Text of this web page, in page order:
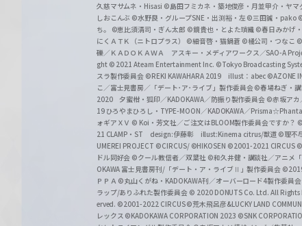
久慈マサムネ・Hisasi ©島田フミカネ・築地俊彦・月並甲介・ヤマ
しおこんぶ ©水野良・グループSNE・出渕裕・左 ©三田誠・pako
ち。
©恵比須清司・ぎん太郎 ©鏡貴也・とよた瑣織 ©春日みかげ
にくＡＴＫ（ニトロプラス） ©細音啓・猫鍋蒼 ©橘公司・つなこ
礫／ＫＡＤＯＫＡＷＡ アスキー・メディアワークス／SAO-A
ght © 2021 Ateam Entertainment Inc. ©Tokyo Broadcasting
スラ製作委員会 ©REKI KAWAHARA 2019 illust：abec ©AZONE
こ／富士見書房／「デート･ア･ライブ」製作委員会©春場ねぎ・講
2020 夕蜜柑・狐印／KADOKAWA／防振り製作委員会 ©赤坂アカ
19 ひろやまひろし・TYPE-MOON／KADOKAWA／
ォギアＸＶ © Koi・芳文社／ご注文はBLOOM製作委員会ですか？
21 CLAMP・ST design:伊藤彰 illust:Kinema citrus/獣道 ©理不
UMEREI PROJECT ©CIRCUS/ ©HIKOSEN ©2001-2021 CIRCUS
ドル同好会 ©クール教信者／双葉社 ©和久井健・講談社／アニメ
OKAWA 富士見書房刊/「デート・ア・ライブⅡ」製作委員会
ＰＰＡ ©丸山くがね・KADOKAWA刊／オーバーロード4製作委員会
ラップ/ありふれた製作委員会 © 2020 DONUTS Co. Ltd. All Rights
erved. ©2001-2022 CIRCUS©荒木飛呂彦&LUCKY LAND
レックス ©KADOKAWA CORPORATION 2023 ©SNK